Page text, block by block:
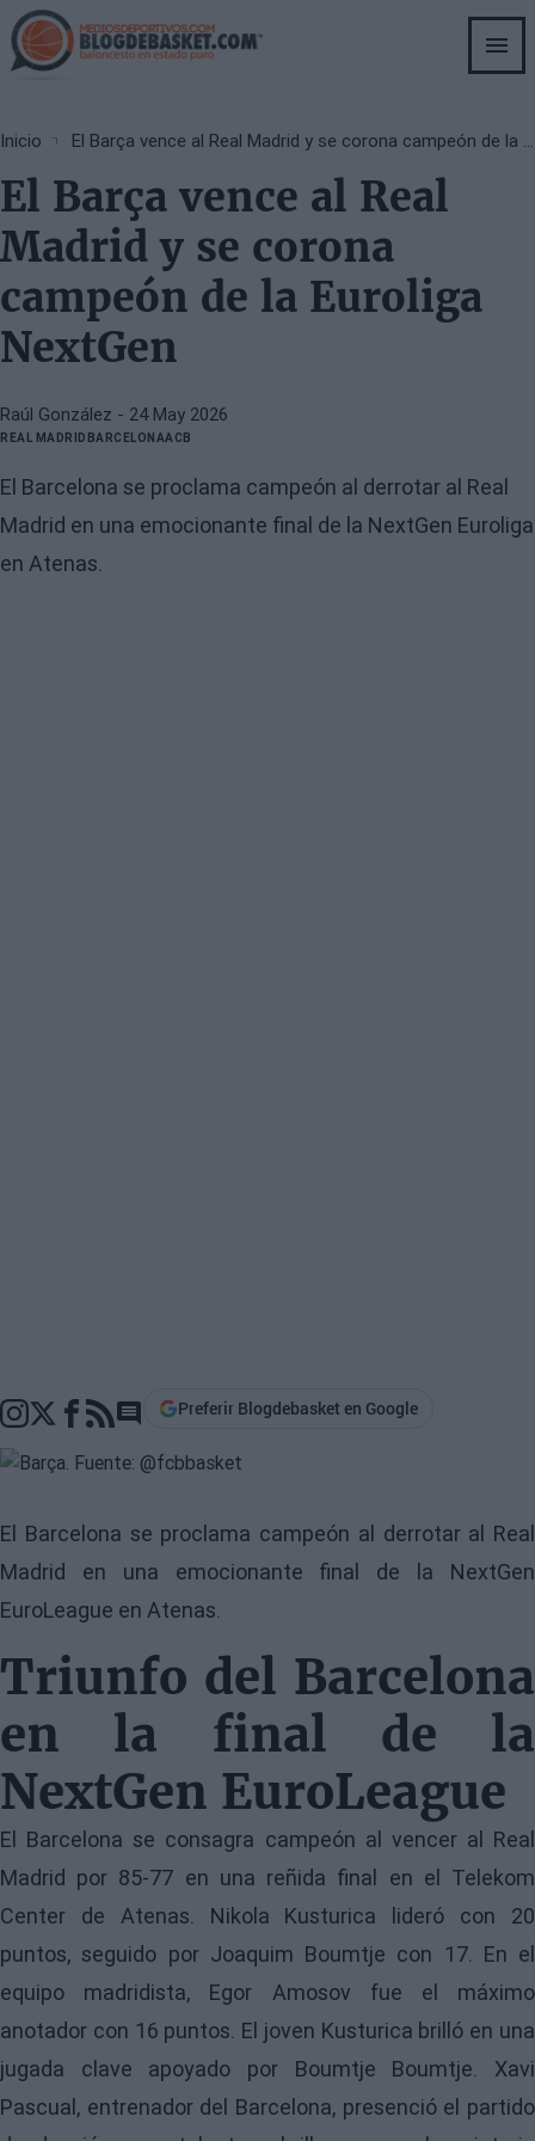
Skip
to
main
Breadcrumb
Inicio El Barça vence al Real Madrid y se corona campeón de la Euroliga NextGen
El Barça vence al Real
Madrid y se corona
campeón de la Euroliga
NextGen
Raúl González - 24 May 2026
REAL MADRID BARCELONAACB
El Barcelona se proclama campeón al derrotar al Real
Madrid en una emocionante final de la NextGen Euroliga
en Atenas.
Go to comments section
Preferir Blogdebasket en Google
El Barcelona se proclama campeón al derrotar al Real
Madrid en una emocionante final de la NextGen
EuroLeague en Atenas.
Triunfo del Barcelona
en la final de la
NextGen EuroLeague
El Barcelona se consagra campeón al vencer al Real
Madrid por 85-77 en una reñida final en el Telekom
Center de Atenas. Nikola Kusturica lideró con 20
puntos, seguido por Joaquim Boumtje con 17. En el
equipo madridista, Egor Amosov fue el máximo
anotador con 16 puntos. El joven Kusturica brilló en una
jugada clave apoyado por Boumtje Boumtje. Xavi
Pascual, entrenador del Barcelona, presenció el partido